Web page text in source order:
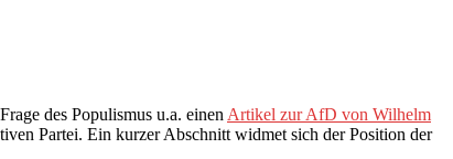
des Populismus u.a. einen Artikel zur AfD von Wilhelm
Partei. Ein kurzer Abschnitt widmet sich der Position der